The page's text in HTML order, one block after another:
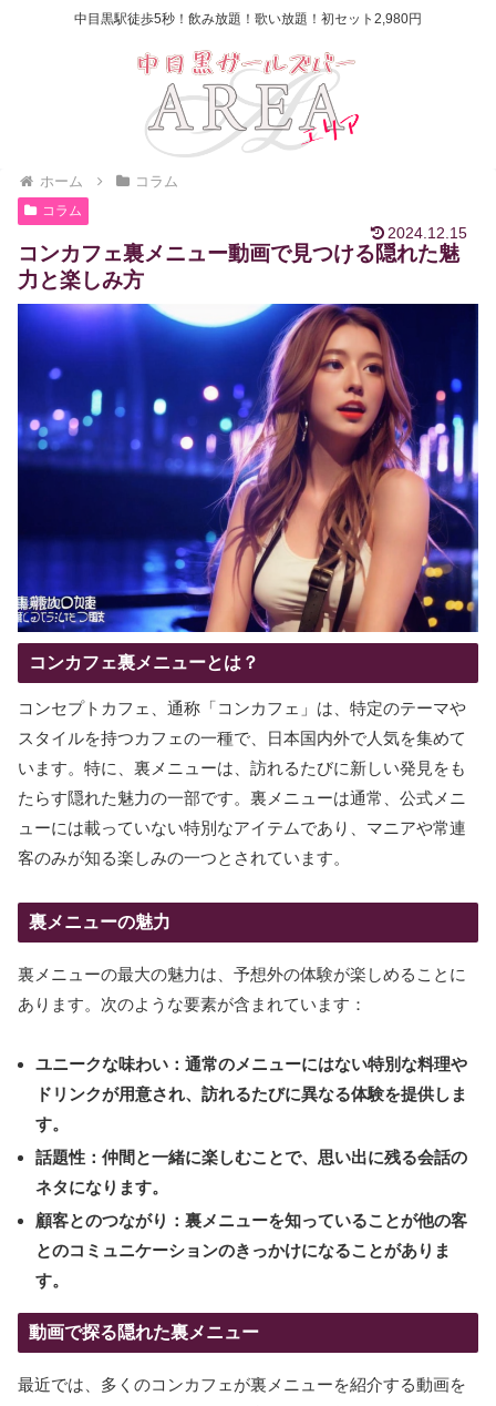
中目黒駅徒歩5秒！飲み放題！歌い放題！初セット2,980円
ホーム コラム
コラム
2024.12.15
コンカフェ裏メニュー動画で見つける隠れた魅
力と楽しみ方
コンカフェ裏メニューとは？
コンセプトカフェ、通称「コンカフェ」は、特定のテーマや
スタイルを持つカフェの一種で、日本国内外で人気を集めて
います。特に、裏メニューは、訪れるたびに新しい発見をも
たらす隠れた魅力の一部です。裏メニューは通常、公式メニ
ューには載っていない特別なアイテムであり、マニアや常連
客のみが知る楽しみの一つとされています。
裏メニューの魅力
裏メニューの最大の魅力は、予想外の体験が楽しめることに
あります。次のような要素が含まれています：
ユニークな味わい： 通常のメニューにはない特別な料理や
ドリンクが用意され、訪れるたびに異なる体験を提供しま
す。
話題性： 仲間と一緒に楽しむことで、思い出に残る会話の
ネタになります。
顧客とのつながり： 裏メニューを知っていることが他の客
とのコミュニケーションのきっかけになることがありま
す。
動画で探る隠れた裏メニュー
最近では、多くのコンカフェが裏メニューを紹介する動画を